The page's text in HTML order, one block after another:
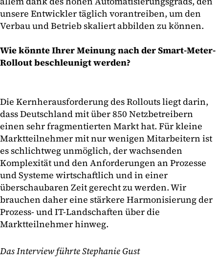
unsere Entwickler täglich vorantreiben, um den
Verbau und Betrieb skaliert abbilden zu können.
Wie könnte Ihrer Meinung nach der Smart-Meter-
Rollout beschleunigt werden?
Die Kernherausforderung des Rollouts liegt darin,
dass Deutschland mit über 850 Netzbetreibern
einen sehr fragmentierten Markt hat. Für kleine
Marktteilnehmer mit nur wenigen Mitarbeitern ist
es schlichtweg unmöglich, der wachsenden
Komplexität und den Anforderungen an Prozesse
und Systeme wirtschaftlich und in einer
überschaubaren Zeit gerecht zu werden. Wir
brauchen daher eine stärkere Harmonisierung der
Prozess- und IT-Landschaften über die
Marktteilnehmer hinweg.
Das Interview führte Stephanie Gust